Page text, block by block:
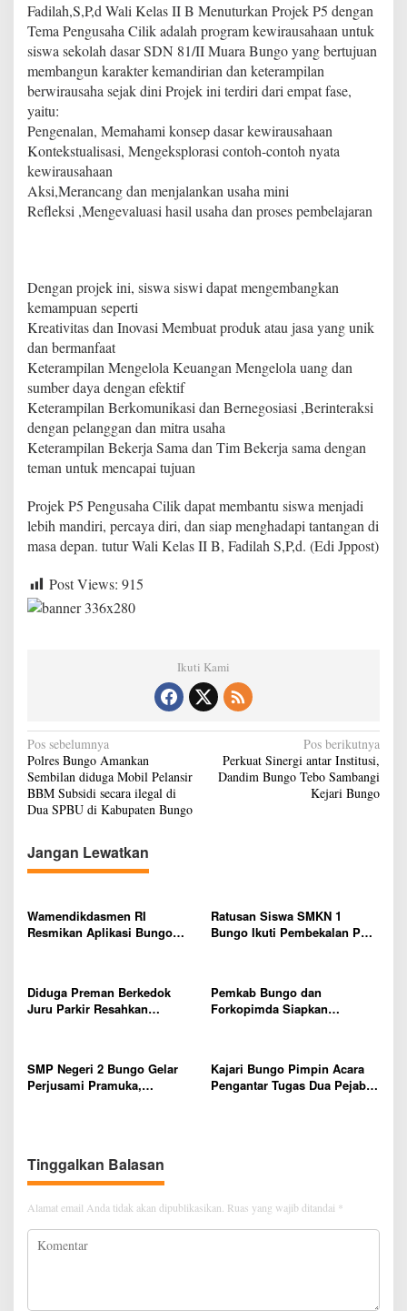
c
i
l
i
k
Fadilah,S,P,d Wali Kelas II B Menuturkan Projek P5 dengan
Tema Pengusaha Cilik adalah program kewirausahaan untuk
siswa sekolah dasar SDN 81/II Muara Bungo yang bertujuan
membangun karakter kemandirian dan keterampilan
berwirausaha sejak dini Projek ini terdiri dari empat fase,
yaitu:
Pengenalan, Memahami konsep dasar kewirausahaan
Kontekstualisasi, Mengeksplorasi contoh-contoh nyata
kewirausahaan
Aksi,Merancang dan menjalankan usaha mini
Refleksi ,Mengevaluasi hasil usaha dan proses pembelajaran
Dengan projek ini, siswa siswi dapat mengembangkan
kemampuan seperti
Kreativitas dan Inovasi Membuat produk atau jasa yang unik
dan bermanfaat
Keterampilan Mengelola Keuangan Mengelola uang dan
sumber daya dengan efektif
Keterampilan Berkomunikasi dan Bernegosiasi ,Berinteraksi
dengan pelanggan dan mitra usaha
Keterampilan Bekerja Sama dan Tim Bekerja sama dengan
teman untuk mencapai tujuan
Projek P5 Pengusaha Cilik dapat membantu siswa menjadi
lebih mandiri, percaya diri, dan siap menghadapi tantangan di
masa depan. tutur Wali Kelas II B, Fadilah S,P,d. (Edi Jppost)
Post Views: 915
Ikuti Kami
N
a
v
i
g
a
i
s
Pos sebelumnya
Polres Bungo Amankan
Sembilan diduga Mobil Pelansir
BBM Subsidi secara ilegal di
Dua SPBU di Kabupaten Bungo
Pos berikutnya
Perkuat Sinergi antar Institusi,
Dandim Bungo Tebo Sambangi
Kejari Bungo
Jangan Lewatkan
Wamendikdasmen RI
Resmikan Aplikasi Bungo
Ratusan Siswa SMKN 1
Bungo Ikuti Pembekalan PKL,
Diduga Preman Berkedok
Juru Parkir Resahkan
Pemkab Bungo dan
Forkopimda Siapkan
polri Pusat
SMP Negeri 2 Bungo Gelar
Perjusami Pramuka,
Kajari Bungo Pimpin Acara
Pengantar Tugas Dua Pejabat
Tinggalkan Balasan
Alamat email Anda tidak akan dipublikasikan. Ruas yang wajib ditandai *